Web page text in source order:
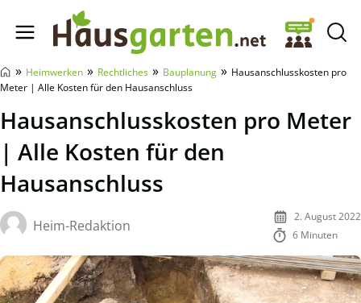
Hausgarten.net
» Heimwerken » Rechtliches » Bauplanung » Hausanschlusskosten pro
Meter | Alle Kosten für den Hausanschluss
Hausanschlusskosten pro Meter
| Alle Kosten für den
Hausanschluss
Heim-Redaktion
2. August 2022
6 Minuten